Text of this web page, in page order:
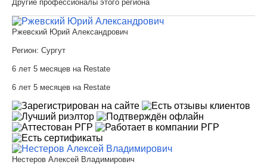
Другие профессионалы этого региона
Ржевский Юрий Александрович
Регион: Сургут
6 лет 5 месяцев на Restate
6 лет 5 месяцев на Restate
Нестеров Алексей Владимирович